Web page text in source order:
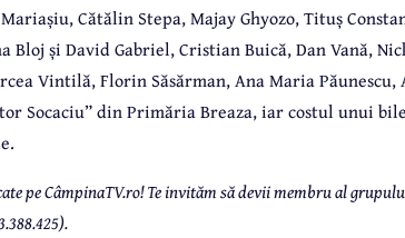
Cătălin Stepa, Majay Ghyozo, Tituș
Bloj și David Gabriel, Cristian Buică, Dan Vană,
Vintilă, Florin Săsărman, Ana Maria Păunescu,
Socaciu” din Primăria Breaza, iar costul unui
pe CâmpinaTV.ro! Te invităm să devii membru al